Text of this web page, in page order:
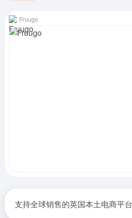
Fruugo
支持全球销售的英国本土电商平台